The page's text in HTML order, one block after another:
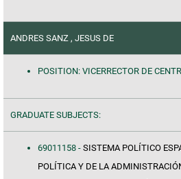
ANDRES SANZ , JESUS DE
POSITION: VICERRECTOR DE
GRADUATE SUBJECTS:
69011158 - SISTEMA POLÍTICO
POLÍTICA Y DE LA